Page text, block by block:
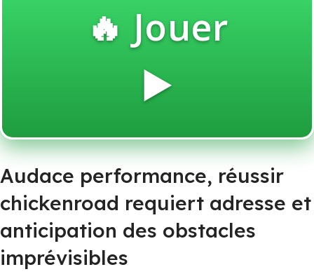
🔥 Jouer
▶️
Audace performance, réussir
chickenroad requiert adresse et
anticipation des obstacles
imprévisibles